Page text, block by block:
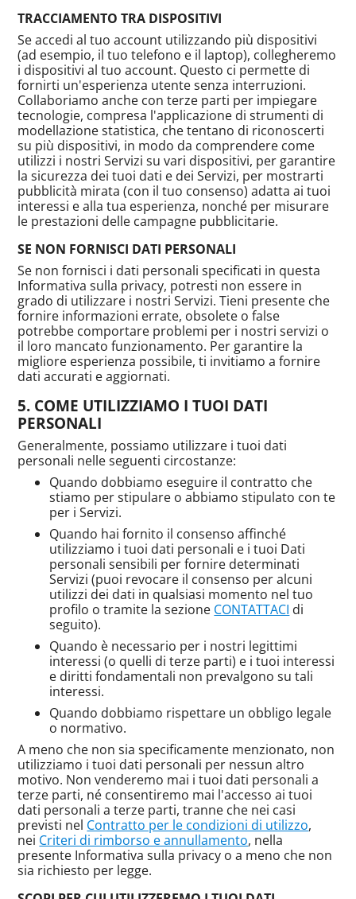
TRACCIAMENTO TRA DISPOSITIVI
Se accedi al tuo account utilizzando più dispositivi
(ad esempio, il tuo telefono e il laptop), collegheremo
i dispositivi al tuo account. Questo ci permette di
fornirti un'esperienza utente senza interruzioni.
Collaboriamo anche con terze parti per impiegare
tecnologie, compresa l'applicazione di strumenti di
modellazione statistica, che tentano di riconoscerti
su più dispositivi, in modo da comprendere come
utilizzi i nostri Servizi su vari dispositivi, per garantire
la sicurezza dei tuoi dati e dei Servizi, per mostrarti
pubblicità mirata (con il tuo consenso) adatta ai tuoi
interessi e alla tua esperienza, nonché per misurare
le prestazioni delle campagne pubblicitarie.
SE NON FORNISCI DATI PERSONALI
Se non fornisci i dati personali specificati in questa
Informativa sulla privacy, potresti non essere in
grado di utilizzare i nostri Servizi. Tieni presente che
fornire informazioni errate, obsolete o false
potrebbe comportare problemi per i nostri servizi o
il loro mancato funzionamento. Per garantire la
migliore esperienza possibile, ti invitiamo a fornire
dati accurati e aggiornati.
COME UTILIZZIAMO I TUOI DATI
PERSONALI
Generalmente, possiamo utilizzare i tuoi dati
personali nelle seguenti circostanze:
Quando dobbiamo eseguire il contratto che
stiamo per stipulare o abbiamo stipulato con te
per i Servizi.
Quando hai fornito il consenso affinché
utilizziamo i tuoi dati personali e i tuoi Dati
personali sensibili per fornire determinati
Servizi (puoi revocare il consenso per alcuni
utilizzi dei dati in qualsiasi momento nel tuo
profilo o tramite la sezione CONTATTACI di
seguito).
Quando è necessario per i nostri legittimi
interessi (o quelli di terze parti) e i tuoi interessi
e diritti fondamentali non prevalgono su tali
interessi.
Quando dobbiamo rispettare un obbligo legale
o normativo.
A meno che non sia specificamente menzionato, non
utilizziamo i tuoi dati personali per nessun altro
motivo. Non venderemo mai i tuoi dati personali a
terze parti, né consentiremo mai l'accesso ai tuoi
dati personali a terze parti, tranne che nei casi
previsti nel Contratto per le condizioni di utilizzo,
nei Criteri di rimborso e annullamento, nella
presente Informativa sulla privacy o a meno che non
sia richiesto per legge.